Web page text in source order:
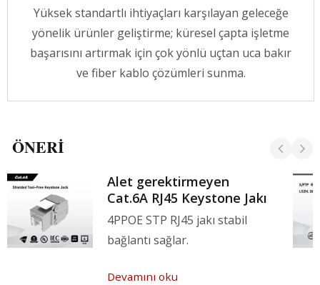
Yüksek standartlı ihtiyaçları karşılayan geleceğe
yönelik ürünler geliştirme; küresel çapta işletme
başarısını artırmak için çok yönlü uçtan uca bakır
ve fiber kablo çözümleri sunma.
ÖNERI
Alet gerektirmeyen
Cat.6A RJ45 Keystone Jakı
4PPOE STP RJ45 jakı stabil
bağlantı sağlar.
Devamını oku